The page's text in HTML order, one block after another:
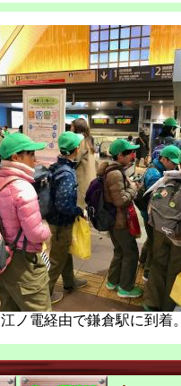
江ノ電経由で鎌倉駅に到着。